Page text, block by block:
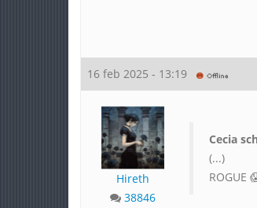
16 feb 2025 - 13:19
Hireth
38846
Cecia
(...)
ROGUE